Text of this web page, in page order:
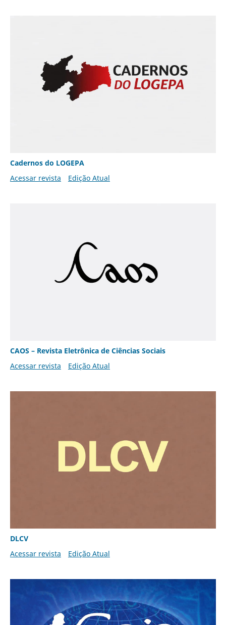
Cadernos do LOGEPA
Acessar revista
Edição Atual
CAOS – Revista Eletrônica de Ciências Sociais
Acessar revista
Edição Atual
DLCV
Acessar revista
Edição Atual